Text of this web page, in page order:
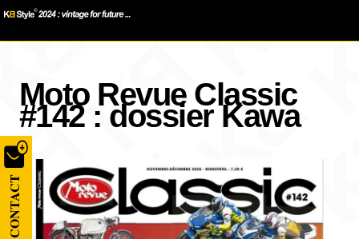
CONTACT
Moto Revue Classic
#142 : dossier Kawa